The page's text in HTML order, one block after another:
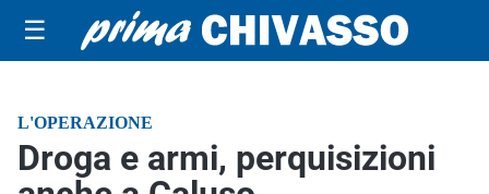
☰
L'OPERAZIONE
Droga e armi, perquisizioni